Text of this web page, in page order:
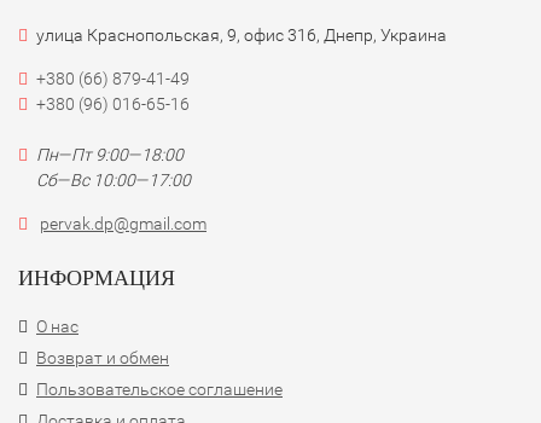
улица Краснопольская, 9, офис 316, Днепр, Украина
+380 (66) 879-41-49
+380 (96) 016-65-16
Пн—Пт 9:00—18:00
Сб—Вс 10:00—17:00
pervak.dp@gmail.com
ИНФОРМАЦИЯ
О нас
Возврат и обмен
Пользовательское соглашение